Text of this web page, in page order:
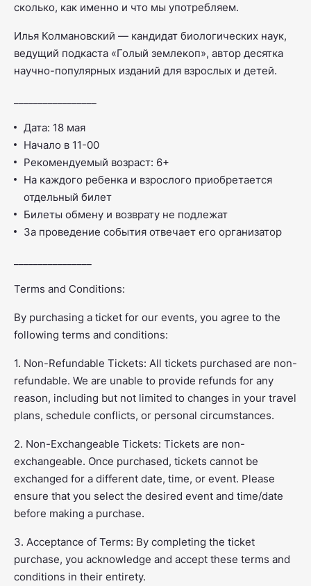
сколько, как именно и что мы употребляем.
Илья Колмановский — кандидат биологических наук,
ведущий подкаста «Голый землекоп», автор десятка
научно-популярных изданий для взрослых и детей.
Дата: 18 мая
Начало в 11-00
Рекомендуемый возраст: 6+
На каждого ребенка и взрослого приобретается
отдельный билет
Билеты обмену и возврату не подлежат
За проведение события отвечает его организатор
Terms and Conditions:
By purchasing a ticket for our events, you agree to the
following terms and conditions:
1. Non-Refundable Tickets: All tickets purchased are non-
refundable. We are unable to provide refunds for any
reason, including but not limited to changes in your travel
plans, schedule conflicts, or personal circumstances.
2. Non-Exchangeable Tickets: Tickets are non-
exchangeable. Once purchased, tickets cannot be
exchanged for a different date, time, or event. Please
ensure that you select the desired event and time/date
before making a purchase.
3. Acceptance of Terms: By completing the ticket
purchase, you acknowledge and accept these terms and
conditions in their entirety.